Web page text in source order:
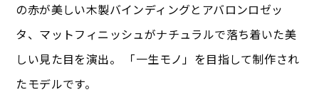
の赤が美しい木製バインディングとアバロンロゼッ
タ、マットフィニッシュがナチュラルで落ち着いた美
しい見た目を演出。 「一生モノ」を目指して制作され
たモデルです。